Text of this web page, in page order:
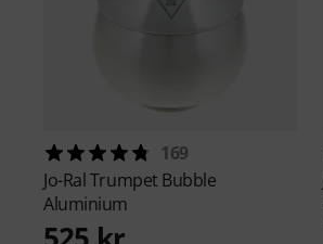
169
Jo-RalTrumpet Bubble
Aluminium